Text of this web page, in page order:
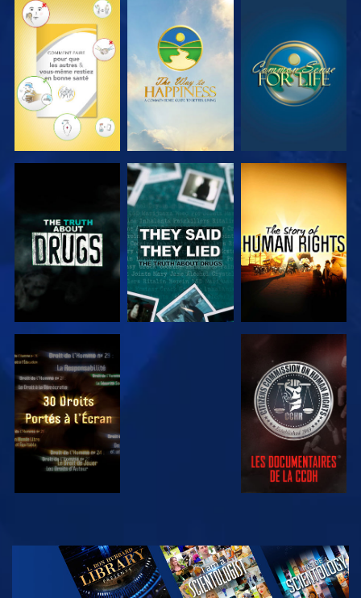
REGARDER REGARDER REGARDER
REGARDER REGARDER
REGARDER REGARDER
REGARDER
DÉCOUVRIR
LES SÉRIES